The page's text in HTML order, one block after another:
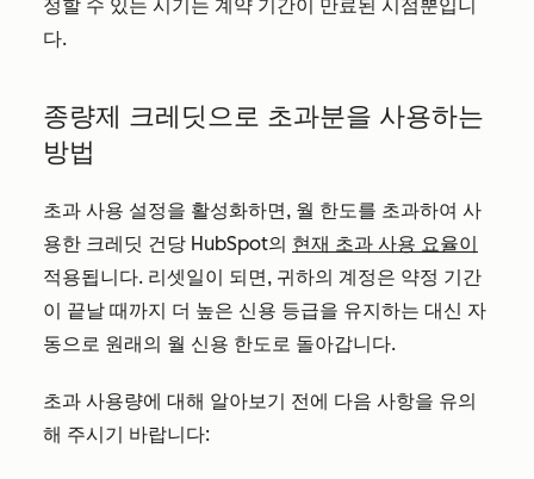
정할 수 있는 시기는 계약 기간이 만료된 시점뿐입니
다.
종량제 크레딧으로 초과분을 사용하는
방법
초과 사용 설정을 활성화하면, 월 한도를 초과하여 사
용한 크레딧 건당 HubSpot의 현재 초과 사용 요율이
적용됩니다. 리셋일이 되면, 귀하의 계정은 약정 기간
이 끝날 때까지 더 높은 신용 등급을 유지하는 대신 자
동으로 원래의 월 신용 한도로 돌아갑니다.
초과 사용량에 대해 알아보기 전에 다음 사항을 유의
해 주시기 바랍니다: